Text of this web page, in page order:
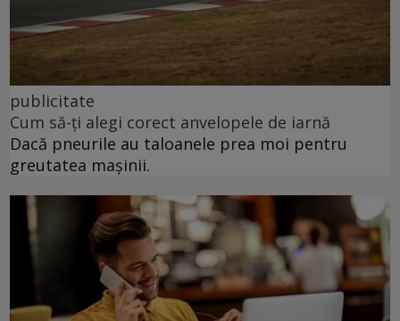
publicitate
Cum să-ți alegi corect anvelopele de iarnă
Dacă pneurile au taloanele prea moi pentru
greutatea mașinii.